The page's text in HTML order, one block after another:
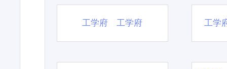
工学府 工学府 工学